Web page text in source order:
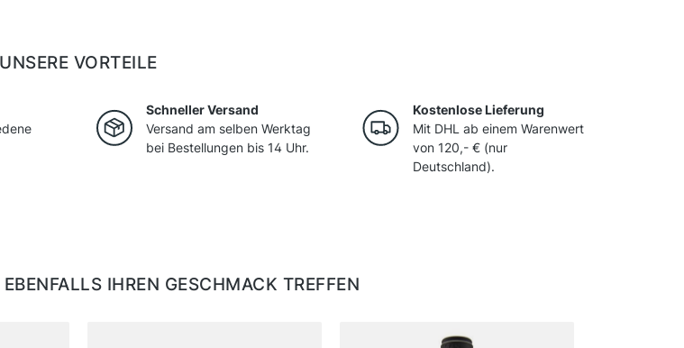
UNSERE VORTEILE
Schneller Versand
Versand am selben Werktag
bei Bestellungen bis 14 Uhr.
Kostenlose Lieferung
Mit DHL ab einem Warenwert
von 120,- € (nur
Deutschland).
IHREN GESCHMACK TREFFEN